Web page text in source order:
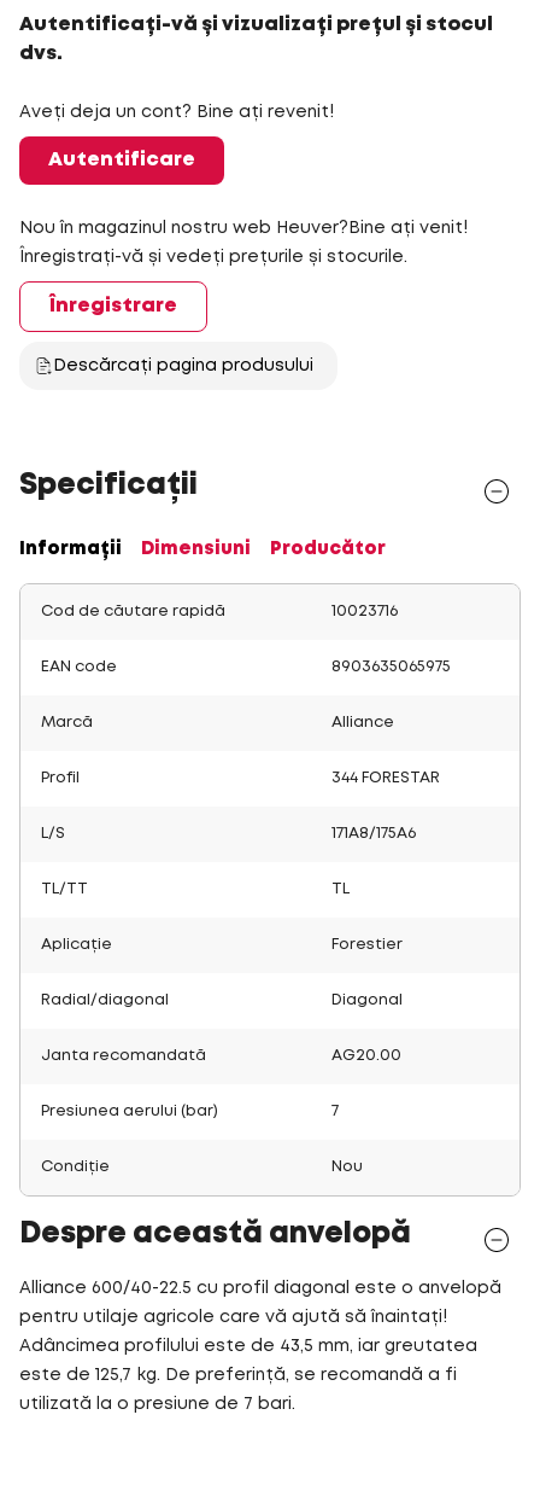
Autentificați-vă și vizualizați prețul și stocul
dvs.
Aveți deja un cont? Bine ați revenit!
Autentificare
Nou în magazinul nostru web Heuver?Bine ați venit!
Înregistrați-vă și vedeți prețurile și stocurile.
Înregistrare
Descărcați pagina produsului
Specificații
Informații Dimensiuni Producător
Cod de căutare rapidă 10023716
EAN code 8903635065975
Marcă Alliance
Profil 344 FORESTAR
L/S 171A8/175A6
TL/TT
Aplicație Forestier
Radial/diagonal Diagonal
Janta recomandată AG20.00
Presiunea aerului (bar) 7
Condiție Nou
Despre această anvelopă
Alliance 600/40-22.5 cu profil diagonal este o anvelopă
pentru utilaje agricole care vă ajută să înaintați!
Adâncimea profilului este de 43,5 mm, iar greutatea
este de 125,7 kg. De preferință, se recomandă a fi
utilizată la o presiune de 7 bari.